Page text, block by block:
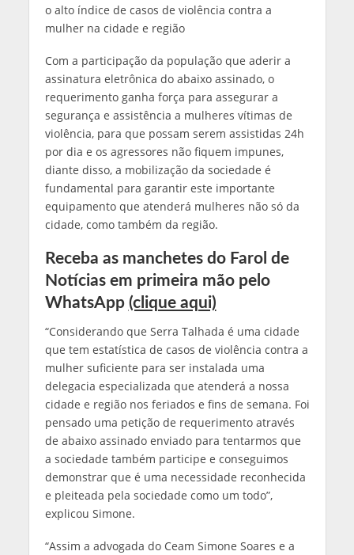
o alto índice de casos de violência contra a
mulher na cidade e região
Com a participação da população que aderir a
assinatura eletrônica do abaixo assinado, o
requerimento ganha força para assegurar a
segurança e assistência a mulheres vítimas de
violência, para que possam serem assistidas 24h
por dia e os agressores não fiquem impunes,
diante disso, a mobilização da sociedade é
fundamental para garantir este importante
equipamento que atenderá mulheres não só da
cidade, como também da região.
Receba as manchetes do Farol de
Notícias em primeira mão pelo
WhatsApp (clique aqui)
“Considerando que Serra Talhada é uma cidade
que tem estatística de casos de violência contra a
mulher suficiente para ser instalada uma
delegacia especializada que atenderá a nossa
cidade e região nos feriados e fins de semana. Foi
pensado uma petição de requerimento através
de abaixo assinado enviado para tentarmos que
a sociedade também participe e conseguimos
demonstrar que é uma necessidade reconhecida
e pleiteada pela sociedade como um todo”,
explicou Simone.
“Assim a advogada do Ceam Simone Soares e a